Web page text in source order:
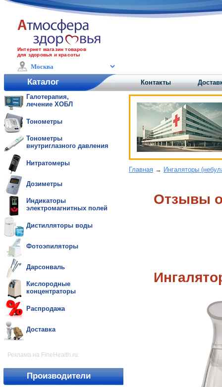
Интернет магазин товаров
для здоровья и красоты
Каталог Контакты
Галотерапия,
лечение ХОБЛ
Тонометры
Тонометры
внутриглазного давления
Нитратомеры
Дозиметры
Индикаторы
электромагнитных полей
Дистилляторы воды
Фотоэпиляторы
Дарсонваль
Кислородные
концентраторы
Распродажа
Доставка
Реклама на FineHealth.ru:
Производители
Главная → Ингаляторы
Отзывы